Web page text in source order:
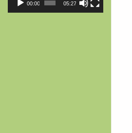
器
00:00 05:27